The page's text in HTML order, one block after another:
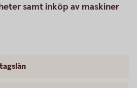
samt inköp av maskiner